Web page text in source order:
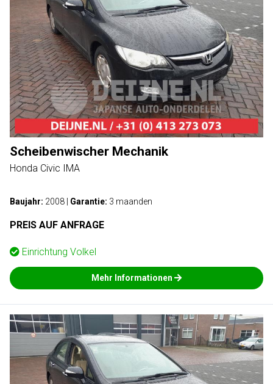
Scheibenwischer Mechanik
Honda Civic IMA
Baujahr: 2008 Garantie: 3 maanden
PREIS AUF ANFRAGE
Einrichtung Volkel
Mehr Informationen